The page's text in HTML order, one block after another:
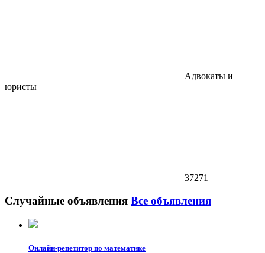
Адвокаты и
юристы
37271
Случайные объявления Все объявления
Онлайн-репетитор по математике